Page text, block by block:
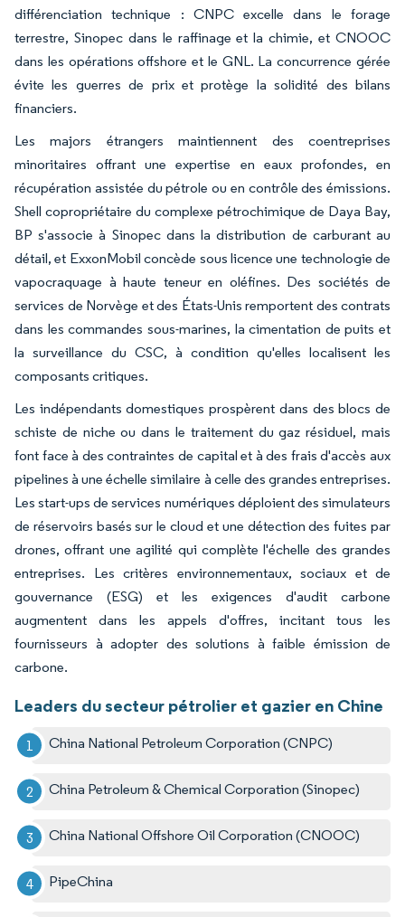
différenciation technique : CNPC excelle dans le forage
terrestre, Sinopec dans le raffinage et la chimie, et CNOOC
dans les opérations offshore et le GNL. La concurrence gérée
évite les guerres de prix et protège la solidité des bilans
financiers.
Les majors étrangers maintiennent des coentreprises
minoritaires offrant une expertise en eaux profondes, en
récupération assistée du pétrole ou en contrôle des émissions.
Shell copropriétaire du complexe pétrochimique de Daya Bay,
BP s'associe à Sinopec dans la distribution de carburant au
détail, et ExxonMobil concède sous licence une technologie de
vapocraquage à haute teneur en oléfines. Des sociétés de
services de Norvège et des États-Unis remportent des contrats
dans les commandes sous-marines, la cimentation de puits et
la surveillance du CSC, à condition qu'elles localisent les
composants critiques.
Les indépendants domestiques prospèrent dans des blocs de
schiste de niche ou dans le traitement du gaz résiduel, mais
font face à des contraintes de capital et à des frais d'accès aux
pipelines à une échelle similaire à celle des grandes entreprises.
Les start-ups de services numériques déploient des simulateurs
de réservoirs basés sur le cloud et une détection des fuites par
drones, offrant une agilité qui complète l'échelle des grandes
entreprises. Les critères environnementaux, sociaux et de
gouvernance (ESG) et les exigences d'audit carbone
augmentent dans les appels d'offres, incitant tous les
fournisseurs à adopter des solutions à faible émission de
carbone.
Leaders du secteur pétrolier et gazier en Chine
China National Petroleum Corporation (CNPC)
China Petroleum & Chemical Corporation (Sinopec)
China National Offshore Oil Corporation (CNOOC)
PipeChina